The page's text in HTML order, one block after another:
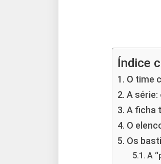
Índice
O time
A
A ficha
O
Os
A